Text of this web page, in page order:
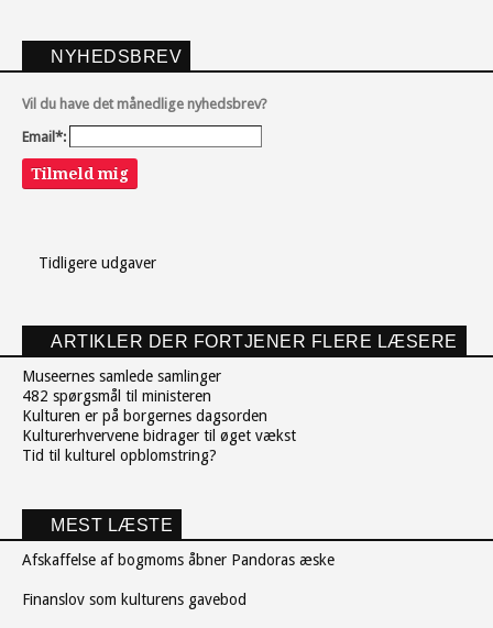
NYHEDSBREV
Vil du have det månedlige nyhedsbrev?
Email*:
Tilmeld mig
Tidligere udgaver
ARTIKLER DER FORTJENER FLERE LÆSERE
Museernes samlede samlinger
482 spørgsmål til ministeren
Kulturen er på borgernes dagsorden
Kulturerhvervene bidrager til øget vækst
Tid til kulturel opblomstring?
MEST LÆSTE
Afskaffelse af bogmoms åbner Pandoras æske
Finanslov som kulturens gavebod